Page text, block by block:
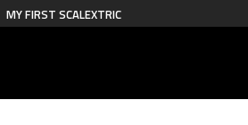
MY FIRST SCALEXTRIC